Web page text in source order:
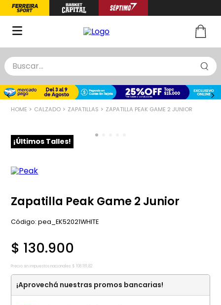
Buscar...
CALZADO ZAPATILLAS ZAPATILLA PEAK GAME 2 JUNIOR
¡Últimos Talles!
Zapatilla Peak Game 2 Junior
:pea_EK52021WHITE
$ 130.900
Precio sin impuestos nacionales: $ 108.181,82
¡Aprovechá nuestras promos bancarias!
TÉRMINOS MÁS BUSCADOS
1.
zapatillas basquet
3.
zapatillas
5. chinelas